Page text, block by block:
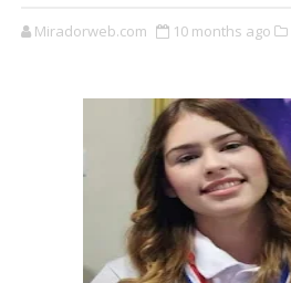
Miradorweb.com 10 months ago